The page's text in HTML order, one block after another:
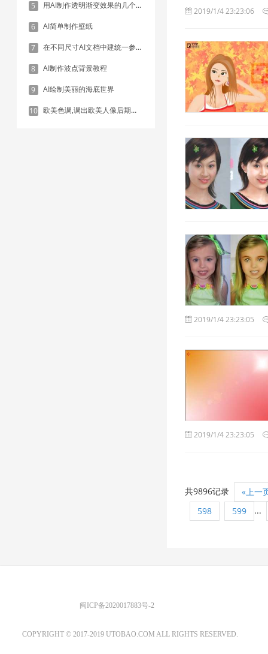
5 用AI制作透明渐变效果的几个方法
6 AI简单制作壁纸
7 在不同尺寸AI文档中建统一参考线 - 方法1：对齐和分布
8 AI制作波点背景教程
9 AI绘制美丽的海底世界
10 欧美色调,调出欧美人像后期色调实例
2019/1/4 23:23:06
2019/1/4 23:23:05
2019/1/4 23:23:05
共9896记录
«上一
598
599 ...
闽ICP备2020017883号-2
COPYRIGHT © 2017-2019 UTOBAO.COM ALL RIGHTS RESERVED.